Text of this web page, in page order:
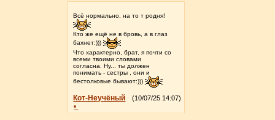
Всё нормально, на то т родня!
Кто же ещё не в бровь, а в глаз
бахнет:)))
Что характерно, брат, я почти со
всеми твоими словами
согласна. Ну... ты должен
понимать - сестры , они и
бестолковые бывают:)))
Кот-Неучёный (10/07/25 14:07)
•